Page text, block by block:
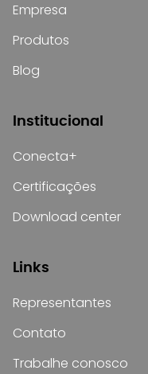
Empresa
Produtos
Blog
Institucional
Conecta+
Certificações
Download center
Links
Representantes
Contato
Trabalhe conosco